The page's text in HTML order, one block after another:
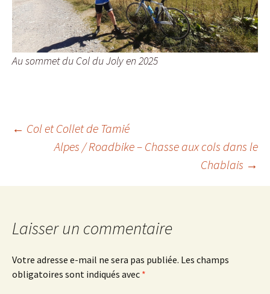
Au sommet du Col du Joly en 2025
Navigation
← Col et Collet de Tamié
Alpes / Roadbike – Chasse aux cols dans le
Chablais →
Laisser un commentaire
Votre adresse e-mail ne sera pas publiée. Les champs
obligatoires sont indiqués avec *